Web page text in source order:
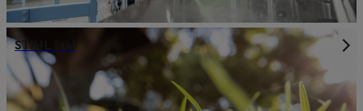
STIHL i tal